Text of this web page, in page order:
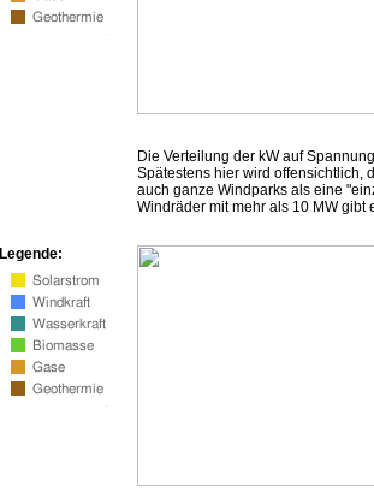
Die Verteilung der kW auf
Spätestens hier wird offensichtlich,
auch ganze Windparks als eine
Windräder mit mehr als 10 MW gibt
Legende: